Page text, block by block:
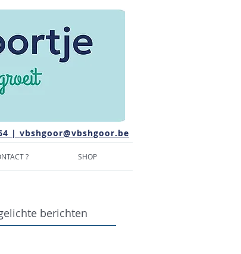
64 |vbshgoor@vbshgoor.be
? SHOP
berichten